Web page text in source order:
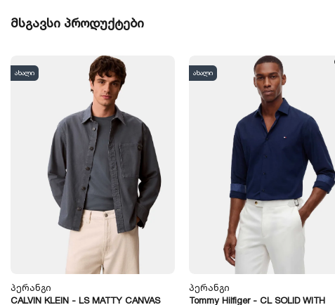
მსგავსი პროდუქტები
ახალი
Პერანგი
CALVIN KLEIN - LS MATTY CANVAS
ახალი
Პერანგი
Tommy Hilfiger - CL SOLID WITH